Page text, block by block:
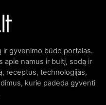
ir gyvenimo būdo portalas.
apie namus ir buitį, sodą ir
receptus, technologijas,
kurie padeda gyventi